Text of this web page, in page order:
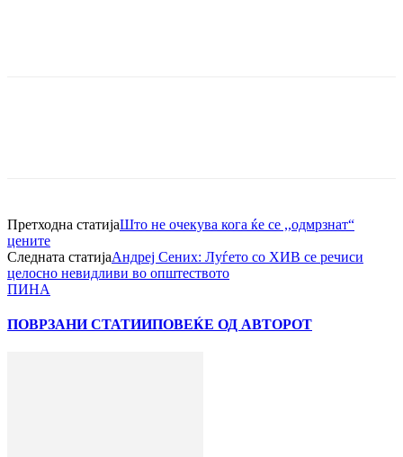
Претходна статијаШто не очекува кога ќе се ,,одмрзнат“
цените
Следната статијаАндреј Сених: Луѓето со ХИВ се речиси
целосно невидливи во општеството
ПИНА
ПОВРЗАНИ СТАТИИПОВЕЌЕ ОД АВТОРОТ